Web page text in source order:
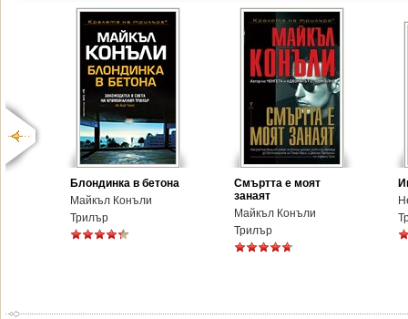
Блондинка в бетона
Майкъл Конъли
Трилър
Смъртта е моят
занаят
Майкъл Конъли
Трилър